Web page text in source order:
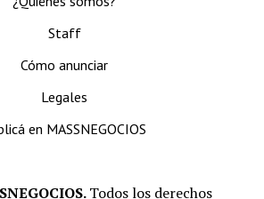
Staff
Cómo anunciar
Legales
en MASSNEGOCIOS
Todos los derechos